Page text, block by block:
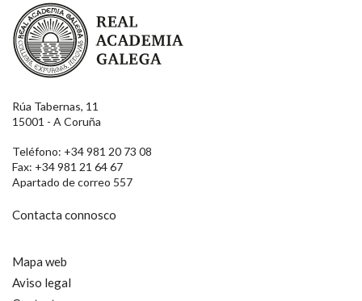
Real Academia Galega
Rúa Tabernas, 11
15001 - A Coruña
Teléfono: +34 981 20 73 08
Fax: +34 981 21 64 67
Apartado de correo 557
Contacta connosco
Mapa web
Aviso legal